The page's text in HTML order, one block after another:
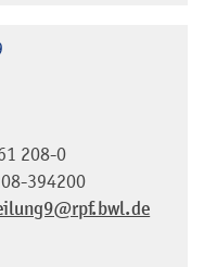
208-0
394200